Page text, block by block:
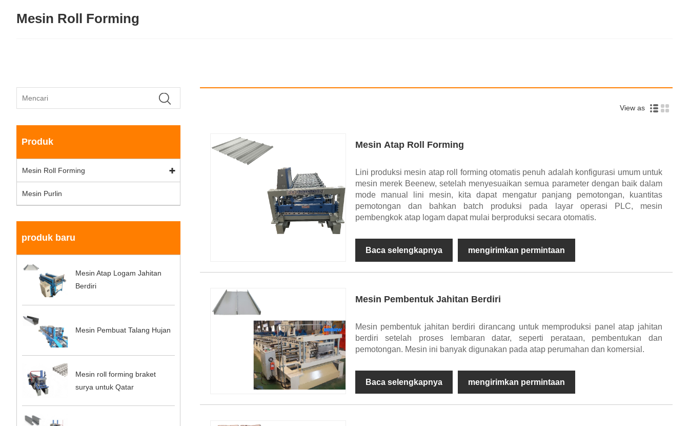
Mesin Roll Forming
Produk
Mesin Roll Forming
Mesin Purlin
produk baru
Mesin Atap Logam Jahitan
Berdiri
Mesin Pembuat Talang Hujan
Mesin roll forming braket
surya untuk Qatar
View as
Mesin Atap Roll Forming
Lini produksi mesin atap roll forming otomatis penuh adalah konfigurasi umum untuk
mesin merek Beenew, setelah menyesuaikan semua parameter dengan baik dalam
mode manual lini mesin, kita dapat mengatur panjang pemotongan, kuantitas
pemotongan dan bahkan batch produksi pada layar operasi PLC, mesin
pembengkok atap logam dapat mulai berproduksi secara otomatis.
Baca selengkapnya mengirimkan permintaan
Mesin Pembentuk Jahitan Berdiri
Mesin pembentuk jahitan berdiri dirancang untuk memproduksi panel atap jahitan
berdiri setelah proses lembaran datar, seperti perataan, pembentukan dan
pemotongan. Mesin ini banyak digunakan pada atap perumahan dan komersial.
Baca selengkapnya mengirimkan permintaan